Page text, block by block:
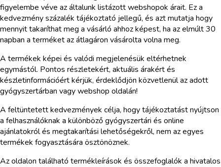
figyelembe véve az általunk listázott webshopok árait. Ez a
kedvezmény százalék tájékoztató jellegű, és azt mutatja hogy
mennyit takaríthat meg a vásárló ahhoz képest, ha az elmúlt 30
napban a terméket az átlagáron vásárolta volna meg.
A termékek képei és valódi megjelenésük eltérhetnek
egymástól. Pontos részletekért, aktuális árakért és
készletinformációért kérjük, érdeklődjön közvetlenül az adott
gyógyszertárban vagy webshop oldalán!
A feltüntetett kedvezmények célja, hogy tájékoztatást nyújtson
a felhasználóknak a különböző gyógyszertári és online
ajánlatokról és megtakarítási lehetőségekről, nem az egyes
termékek fogyasztására ösztönöznek.
Az oldalon található termékleírások és összefoglalók a hivatalos